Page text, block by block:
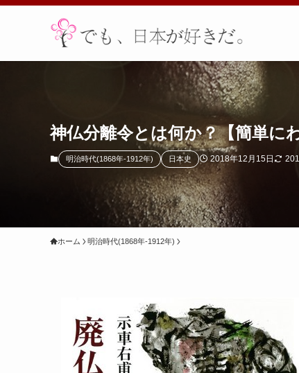
神仏分離令とは何か？【簡単に
明治時代(1868年-1912年) 日本史 2018年12月15日
ホーム 明治時代(1868年-1912年)